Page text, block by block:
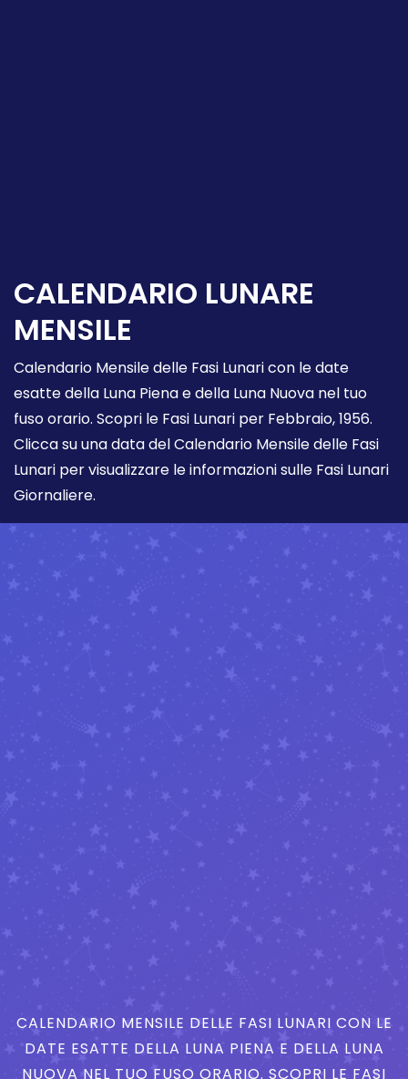
CALENDARIO LUNARE
MENSILE
Calendario Mensile delle Fasi Lunari con le date
esatte della Luna Piena e della Luna Nuova nel tuo
fuso orario. Scopri le Fasi Lunari per Febbraio, 1956.
Clicca su una data del Calendario Mensile delle Fasi
Lunari per visualizzare le informazioni sulle Fasi Lunari
Giornaliere.
CALENDARIO MENSILE DELLE FASI LUNARI CON LE
DATE ESATTE DELLA LUNA PIENA E DELLA LUNA
NUOVA NEL TUO FUSO ORARIO. SCOPRI LE FASI